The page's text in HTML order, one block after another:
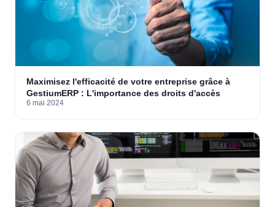
Maximisez l'efficacité de votre entreprise grâce à
GestiumERP : L'importance des droits d'accès
6 mai 2024